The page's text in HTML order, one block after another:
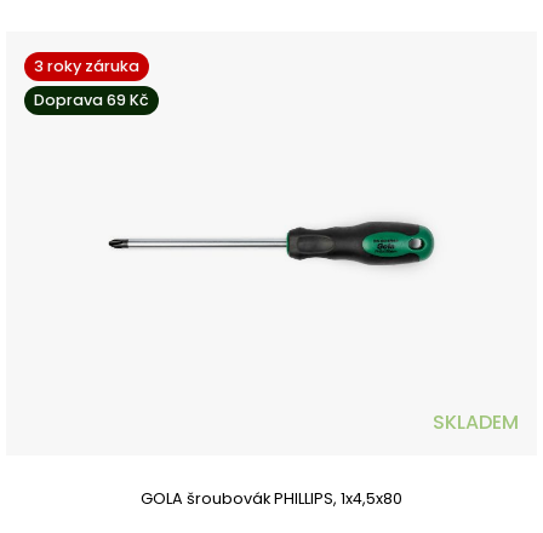
3 roky záruka
Doprava 69 Kč
SKLADEM
GOLA šroubovák PHILLIPS, 1x4,5x80